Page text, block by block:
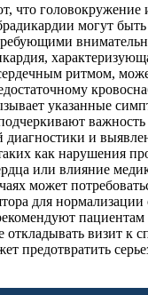
что головокружение
могут
ритмом,
указанные
важность
диагностики и
как нарушения
или влияние
может
для нормализации
пациентам
визит к
предотвратить